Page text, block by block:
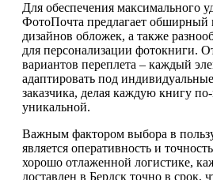
Для обеспечения максимального
ФотоПочта предлагает обширный
дизайнов обложек, а также
для персонализации фотокниги.
вариантов переплета – каждый
адаптировать под
заказчика, делая каждую книгу
уникальной.
Важным фактором выбора в
является оперативность и
хорошо отлаженной логистике,
доставлен в Бердск точно в срок,